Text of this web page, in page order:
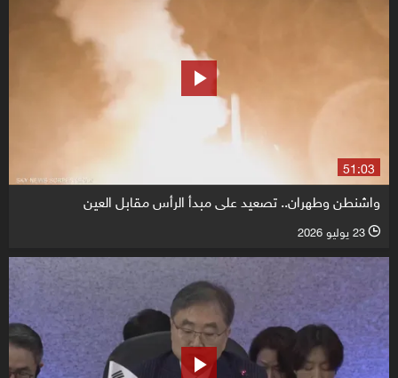
51:03
واشنطن وطهران.. تصعيد على مبدأ الرأس مقابل العين
l 23 يوليو 2026